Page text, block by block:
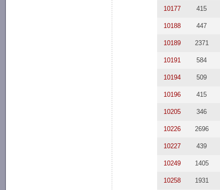
10177 415
10188 447
10189 2371
10191 584
10194 509
10196 415
10205 346
10226 2696
10227 439
10249 1405
10258 1931